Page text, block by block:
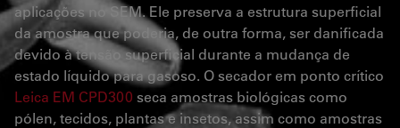
aplicações no SEM. Ele preserva a estrutura superficial
da amostra que poderia, de outra forma, ser danificada
devido à tensão superficial durante a mudança de
estado líquido para gasoso. O secador em ponto crítico
Leica EM CPD300 seca amostras biológicas como
pólen, tecidos, plantas e insetos, assim como amostras